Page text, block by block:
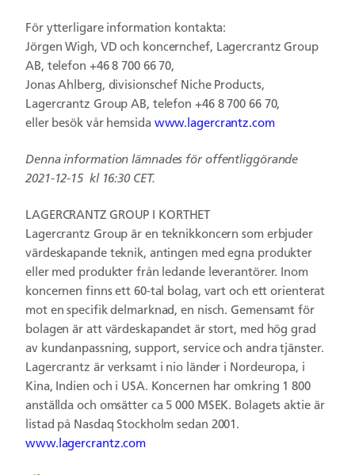
För ytterligare information kontakta:
Jörgen Wigh, VD och koncernchef, Lagercrantz Group
AB, telefon +46 8 700 66 70,
Jonas Ahlberg, divisionschef Niche Products,
Lagercrantz Group AB, telefon +46 8 700 66 70,
eller besök vår hemsida www.lagercrantz.com
Denna information lämnades för offentliggörande
2021-12-15 kl 16:30 CET.
LAGERCRANTZ GROUP I KORTHET
Lagercrantz Group är en teknikkoncern som erbjuder
värdeskapande teknik, antingen med egna produkter
eller med produkter från ledande leverantörer. Inom
koncernen finns ett 60-tal bolag, vart och ett orienterat
mot en specifik delmarknad, en nisch. Gemensamt för
bolagen är att värdeskapandet är stort, med hög grad
av kundanpassning, support, service och andra tjänster.
Lagercrantz är verksamt i nio länder i Nordeuropa, i
Kina, Indien och i USA. Koncernen har omkring 1 800
anställda och omsätter ca 5 000 MSEK. Bolagets aktie är
listad på Nasdaq Stockholm sedan 2001.
www.lagercrantz.com